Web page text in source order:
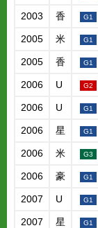
2003 香
2005 米
2005 香
2006 U
2006 U
2006 星
2006 米
2006 豪
2007 U
2007 星